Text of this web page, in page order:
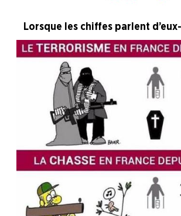
Lorsque les chiffes parlent